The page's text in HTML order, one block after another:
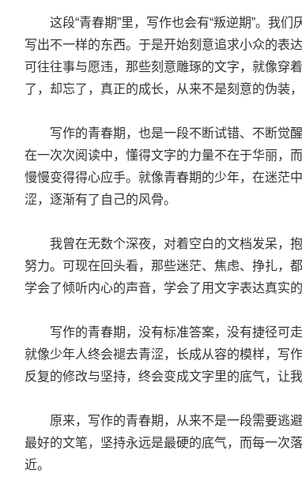
这段“青春期”里，写作也会有“叛逆期”。我们
写出不一样的东西。于是开始刻意追求小众的表
可往往事与愿违，那些刻意雕琢的文字，就像穿
了，却忘了，真正的成长，从来不是刻意的伪装
写作的青春期，也是一段不断试错、不断觉醒
在一次次阅读中，懂得文字的力量不在于华丽，
慢慢变得得心应手。就像青春期的少年，在迷茫
涩，逐渐有了自己的风骨。
我曾在无数个深夜，对着空白的文档发呆，抱
努力。可现在回头看，那些迷茫、焦虑、挣扎，
学会了倾听内心的声音，学会了用文字表达真实
写作的青春期，没有标准答案，没有捷径可走
就像少年人终会褪去青涩，长成从容的模样，写
反复的修改与坚持，终会变成文字里的底气，让
原来，写作的青春期，从来不是一段需要逃避
最好的文笔，坚持永远是最硬的底气，而每一次
近。